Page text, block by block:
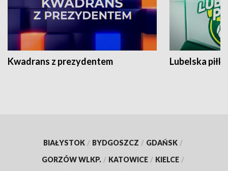
Kwadrans z prezydentem Lubelska piłka
BIAŁYSTOK / BYDGOSZCZ / GDAŃSK /
GORZÓW WLKP. / KATOWICE / KIELCE /